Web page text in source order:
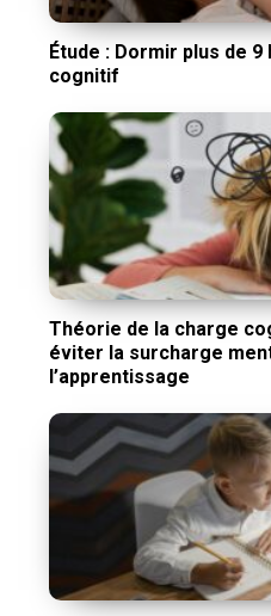
Étude : Dormir plus de
cognitif
Théorie de la charge
éviter la surcharge
l’apprentissage